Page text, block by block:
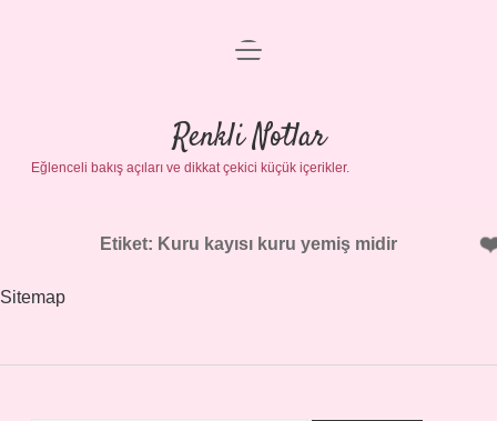
Gizlilik Politikası
Yasal Uyarı
menüyü
Renkli Notlar
Eğlenceli bakış açıları ve dikkat çekici küçük içerikler.
Etiket: Kuru kayısı kuru yemiş midir
Sitemap